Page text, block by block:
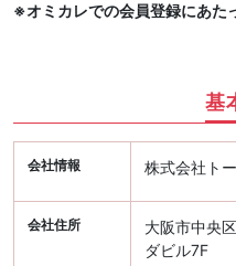
※オミカレでの会員登録にあた
基
会社情報 株式会社ト
会社住所
大阪市中央
ダビル7F